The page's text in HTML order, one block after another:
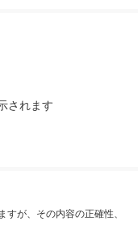
されます
が、その内容の正確性、